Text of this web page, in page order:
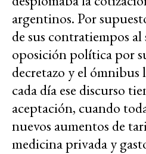
argentinos. Por
de sus contratiempos
oposición política por
decretazo y el ómnibus
cada día ese discurso
aceptación, cuando
nuevos aumentos de
medicina privada y